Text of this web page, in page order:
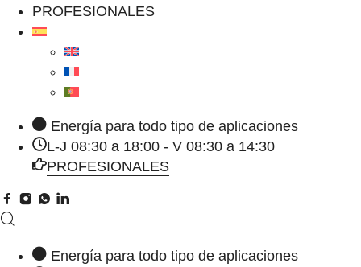
PROFESIONALES
Energía para todo tipo de aplicaciones
L-J 08:30 a 18:00 - V 08:30 a 14:30
PROFESIONALES
Energía para todo tipo de aplicaciones